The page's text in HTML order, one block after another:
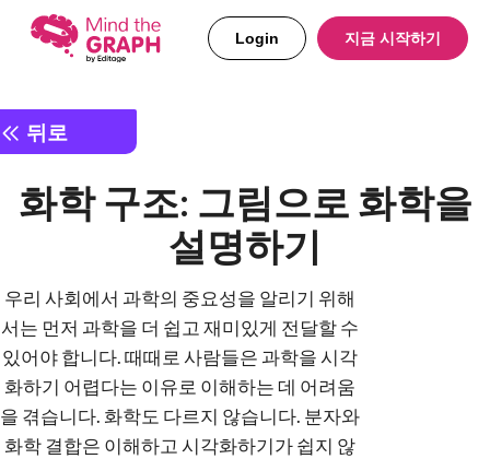
Login 지금 시작하기
뒤로
화학 구조: 그림으로 화학을
설명하기
우리 사회에서 과학의 중요성을 알리기 위해
서는 먼저 과학을 더 쉽고 재미있게 전달할 수
있어야 합니다. 때때로 사람들은 과학을 시각
화하기 어렵다는 이유로 이해하는 데 어려움
을 겪습니다. 화학도 다르지 않습니다. 분자와
화학 결합은 이해하고 시각화하기가 쉽지 않